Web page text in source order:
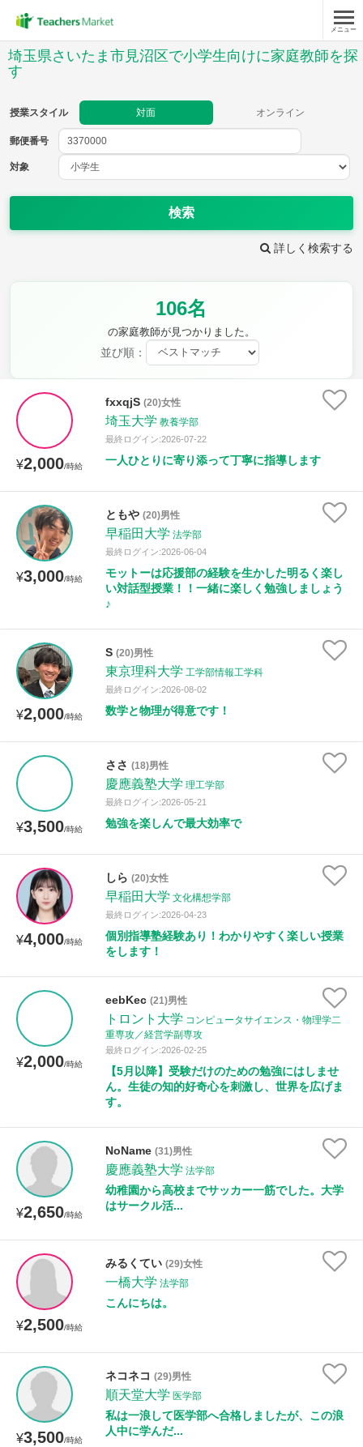
メニュー
埼玉県さいたま市見沼区で小学生向けに家庭教師を探
す
授業スタイル 対面 オンライン
郵便番号
対象
検索
詳しく検索する
106名
の家庭教師が見つかりました。
並び順：
¥2,000/時給
fxxqjS (20)女性
埼玉大学 教養学部
最終ログイン:2026-07-22
一人ひとりに寄り添って丁寧に指導します
¥3,000/時給
ともや (20)男性
早稲田大学 法学部
最終ログイン:2026-06-04
モットーは応援部の経験を生かした明るく楽し
い対話型授業！！一緒に楽しく勉強しましょう
♪
¥2,000/時給
S (20)男性
東京理科大学 工学部情報工学科
最終ログイン:2026-08-02
数学と物理が得意です！
¥3,500/時給
ささ (18)男性
慶應義塾大学 理工学部
最終ログイン:2026-05-21
勉強を楽しんで最大効率で
¥4,000/時給
しら (20)女性
早稲田大学 文化構想学部
最終ログイン:2026-04-23
個別指導塾経験あり！わかりやすく楽しい授業
をします！
¥2,000/時給
eebKec (21)男性
トロント大学 コンピュータサイエンス・物理学二
重専攻／経営学副専攻
最終ログイン:2026-02-25
【5月以降】受験だけのための勉強にはしませ
ん。生徒の知的好奇心を刺激し、世界を広げま
す。
¥2,650/時給
NoName (31)男性
慶應義塾大学 法学部
幼稚園から高校までサッカー一筋でした。大学
はサークル活...
¥2,500/時給
みるくてい (29)女性
一橋大学 法学部
こんにちは。
¥3,500/時給
ネコネコ (29)男性
順天堂大学 医学部
私は一浪して医学部へ合格しましたが、この浪
人中に学んだ...
郵便番号
理科
保健・体育 図画工作 書写
時給：¥1,000 ～ ¥10,000
授業可能日
土曜日 日曜日
所属大学
年齢：18-101歳